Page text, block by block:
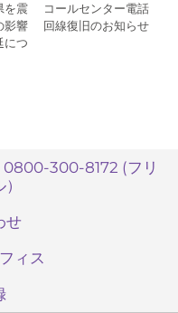
を震
影響
につ
コールセンター電話
回線復旧のお知らせ
0800-300-8172 (フリ
せ
ィス